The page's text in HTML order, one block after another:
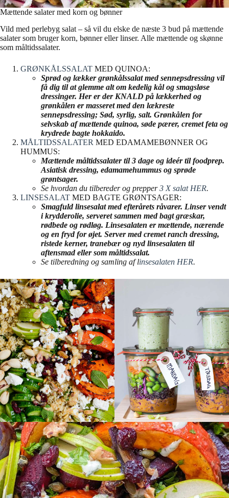
Mættende salater med korn og bønner
Vild med perlebyg salat – så vil du elske de næste 3 bud på mættende
salater som bruger korn, bønner eller linser. Alle mættende og skønne
som måltidssalater.
GRØNKÅLSSALAT MED QUINOA:
Sprød og lækker grønkålssalat med sennepsdressing vil
få dig til at glemme alt om kedelig kål og smagsløse
dressinger. Her er der KNALD på lækkerhed og
grønkålen er masseret med den lækreste
sennepsdressing; Sød, syrlig, salt. Grønkålen for
selvskab af mættende quinoa, søde pærer, cremet feta og
krydrede bagte hokkaido.
MÅLTIDSSALATER MED EDAMAMEBØNNER OG
HUMMUS:
Mættende måltidssalater til 3 dage og ideér til foodprep.
Asiatisk dressing, edamamehummus og sprøde
grøntsager.
Se hvordan du tilbereder og prepper3 X salat HER.
LINSESALAT MED BAGTE GRØNTSAGER:
Smagfuld linsesalat med efterårets råvarer. Linser vendt
i krydderolie, serveret sammen med bagt græskar,
rødbede og rødløg. Linsesalaten er mættende, nærende
og en fryd for øjet. Server med cremet ranch dressing,
ristede kerner, tranebær og nyd linsesalaten til
aftensmad eller som måltidssalat.
Se tilberedning og samling af linsesalaten HER.